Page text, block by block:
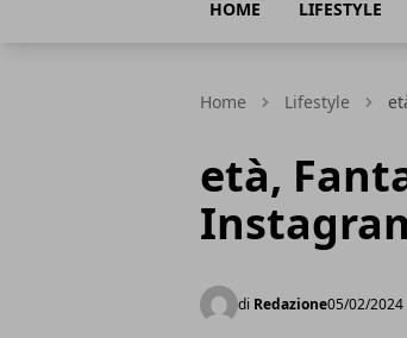
HOME LIFESTYLE
Home Lifestyle
età,
di Redazione05/02/2024